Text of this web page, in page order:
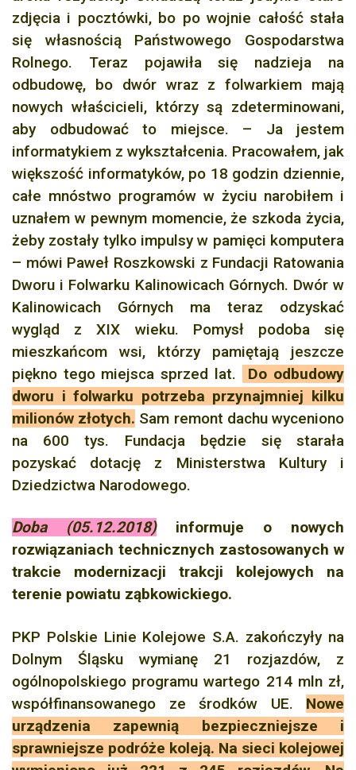
zdjęcia i pocztówki, bo po wojnie całość stała
się własnością Państwowego Gospodarstwa
Rolnego. Teraz pojawiła się nadzieja na
odbudowę, bo dwór wraz z folwarkiem mają
nowych właścicieli, którzy są zdeterminowani,
aby odbudować to miejsce. – Ja jestem
informatykiem z wykształcenia. Pracowałem, jak
większość informatyków, po 18 godzin dziennie,
całe mnóstwo programów w życiu narobiłem i
uznałem w pewnym momencie, że szkoda życia,
żeby zostały tylko impulsy w pamięci komputera
– mówi Paweł Roszkowski z Fundacji Ratowania
Dworu i Folwarku Kalinowicach Górnych. Dwór w
Kalinowicach Górnych ma teraz odzyskać
wygląd z XIX wieku. Pomysł podoba się
mieszkańcom wsi, którzy pamiętają jeszcze
piękno tego miejsca sprzed lat.
Do odbudowy
dworu i folwarku potrzeba przynajmniej kilku
milionów złotych. Sam remont dachu wyceniono
na 600 tys. Fundacja będzie się starała
pozyskać dotację z Ministerstwa Kultury i
Dziedzictwa Narodowego.
Doba (05.12.2018)informuje o nowych
rozwiązaniach technicznych zastosowanych w
trakcie modernizacji trakcji kolejowych na
terenie powiatu ząbkowickiego.
PKP Polskie Linie Kolejowe S.A. zakończyły na
Dolnym Śląsku wymianę 21 rozjazdów, z
ogólnopolskiego programu wartego 214 mln zł,
współfinansowanego ze środków UE. Nowe
urządzenia zapewnią bezpieczniejsze i
sprawniejsze podróże koleją. Na sieci kolejowej